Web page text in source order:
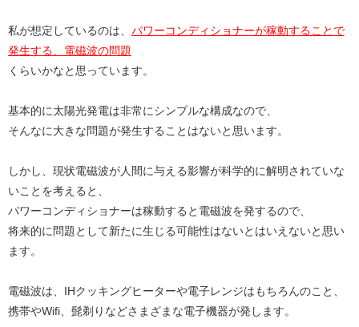
私が想定しているのは、 パワーコンディショナーが稼動することで
発生する、電磁波の問題
くらいかなと思っています。
基本的に太陽光発電は非常にシンプルな構成なので、
そんなに大きな問題が発生することはないと思います。
しかし、現状電磁波が人間に与える影響が科学的に解明されていな
いことを考えると、
パワーコンディショナーは稼動すると電磁波を発するので、
将来的に問題として新たに生じる可能性はないとはいえないと思い
ます。
電磁波は、IHクッキングヒーターや電子レンジはもちろんのこと、
携帯やWifi、髭剃りなどさまざまな電子機器が発します。